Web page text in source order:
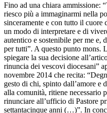
Fino ad una chiara ammissione:
riesco più a immaginarmi nella
sinceramente e con tutto il cuore
un modo di interpretare e di
autentico e sostenibile per me e,
per tutti”. A questo punto mons.
spiegare la sua decisione
rinuncia dei vescovi diocesani”
novembre 2014 che recita:
gesto di chi, spinto dall’amore
alla comunità, ritiene necessario
rinunciare all’ufficio di Pastore
settantacinque anni (…)”. In